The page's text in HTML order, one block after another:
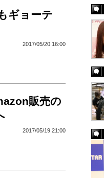
ギョーテ
2017/05/20 16:00
販売の
2017/05/19 21:00